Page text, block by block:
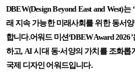
DBEW(Design Beyond East and West)
래 지속 가능한 미래사회를 위한 동서
합니다.어워드 미션‘DBEW Award
하고, AI 시대 동·서양의 가치를 조화
국제 디자인 어워드입니다.